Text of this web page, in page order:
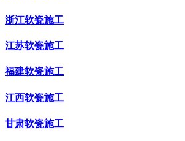
浙江软瓷施工
江苏软瓷施工
福建软瓷施工
江西软瓷施工
甘肃软瓷施工